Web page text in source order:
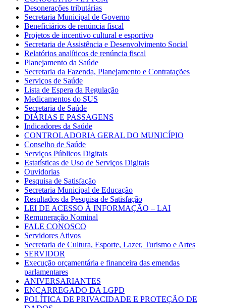
Desonerações tributárias
Secretaria Municipal de Governo
Beneficiários de renúncia fiscal
Projetos de incentivo cultural e esportivo
Secretaria de Assistência e Desenvolvimento Social
Relatórios analíticos de renúncia fiscal
Planejamento da Saúde
Secretaria da Fazenda, Planejamento e Contratações
Serviços de Saúde
Lista de Espera da Regulação
Medicamentos do SUS
Secretaria de Saúde
DIÁRIAS E PASSAGENS
Indicadores da Saúde
CONTROLADORIA GERAL DO MUNICÍPIO
Conselho de Saúde
Serviços Públicos Digitais
Estatísticas de Uso de Serviços Digitais
Ouvidorias
Pesquisa de Satisfação
Secretaria Municipal de Educação
Resultados da Pesquisa de Satisfação
LEI DE ACESSO À INFORMAÇÃO – LAI
Remuneração Nominal
FALE CONOSCO
Servidores Ativos
Secretaria de Cultura, Esporte, Lazer, Turismo e Artes
SERVIDOR
Execução orçamentária e financeira das emendas
parlamentares
ANIVERSARIANTES
ENCARREGADO DA LGPD
POLÍTICA DE PRIVACIDADE E PROTEÇÃO DE